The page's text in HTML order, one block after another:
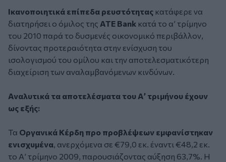
Ικανοποιητικά επίπεδα ρευστότητας κατάφερε να
διατηρήσει ο όμιλος της ATE Bank κατά το α’ τρίμηνο
του 2010 παρά το δυσμενές οικονομικό περιβάλλον,
δίνοντας προτεραιότητα στην ενίσχυση του
ισολογισμού του ομίλου και την αποτελεσματικότερη
διαχείριση των αναλαμβανόμενων κινδύνων.
Αναλυτικά τα αποτελέσματα του Α’ τριμήνου έχουν
ως εξής:
Τα Οργανικά Κέρδη προ προβλέψεων εμφανίστηκαν
ενισχυμένα, ανερχόμενα σε €79,0 εκ. έναντι €48,2 εκ.
το Α’ τρίμηνο 2009, παρουσιάζοντας αύξηση 63,7%. Η